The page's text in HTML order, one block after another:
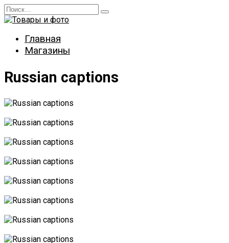
Перейти
к
Search
for:
Главная
Магазины
Russian captions